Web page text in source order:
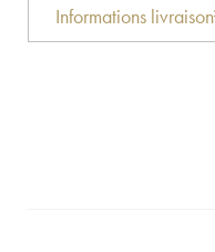
Informations livraison